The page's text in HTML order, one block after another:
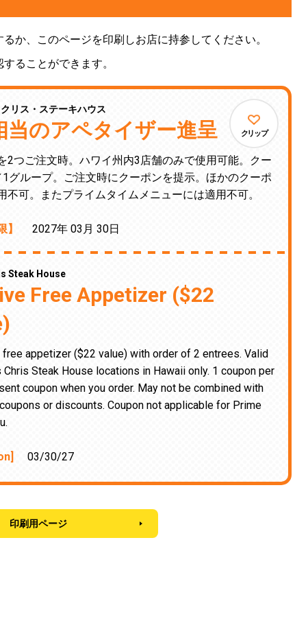
か、このページを印刷しお店に持参してください。
ることができます。
クリップ
リス・ステーキハウス
当のアペタイザー進呈
2つご注文時。ハワイ州内3店舗のみで使用可能。クー
グループ。ご注文時にクーポンを提示。ほかのクーポ
不可。またプライムタイムメニューには適用不可。
】 2027年 03月 30日
Steak House
Free Appetizer ($22
free appetizer ($22 value) with order of 2 entrees. Valid
Chris Steak House locations in Hawaii only. 1 coupon per
coupon when you order. May not be combined with
or discounts. Coupon not applicable for Prime
03/30/27
印刷用ページ